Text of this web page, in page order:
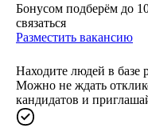
Бонусом подберём до
связаться
Разместить вакансию
Находите людей в базе
Можно не ждать
кандидатов и